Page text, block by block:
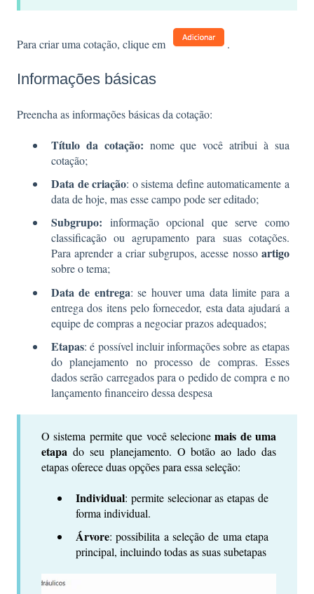
Para criar uma cotação, clique em .
Informações básicas
Preencha as informações básicas da cotação:
Título da cotação: nome que você atribui à sua
cotação;
Data de criação: o sistema define automaticamente a
data de hoje, mas esse campo pode ser editado;
Subgrupo: informação opcional que serve como
classificação ou agrupamento para suas cotações.
Para aprender a criar subgrupos, acesse nosso artigo
sobre o tema;
Data de entrega: se houver uma data limite para a
entrega dos itens pelo fornecedor, esta data ajudará a
equipe de compras a negociar prazos adequados;
Etapas: é possível incluir informações sobre as etapas
do planejamento no processo de compras. Esses
dados serão carregados para o pedido de compra e no
lançamento financeiro dessa despesa
O sistema permite que você selecionemais de uma
etapa do seu planejamento. O botão ao lado das
etapas oferece duas opções para essa seleção:
Individual: permite selecionar as etapas de
forma individual.
Árvore: possibilita a seleção de uma etapa
principal, incluindo todas as suas subetapas